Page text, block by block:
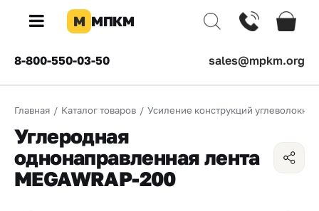
×
КОМПАНИЯ
О
компании
Доставка
М МПКМ
8-800-550-03-50 sales@mpkm.org
Главная / Каталог товаров / Усиление конструкций углеволокном
Углеродная
однонаправленная лента
MEGAWRAP-200